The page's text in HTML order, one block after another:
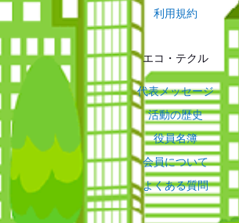
利用規約
エコ・テクル
代表メッセージ
活動の歴史
役員名簿
会員について
よくある質問